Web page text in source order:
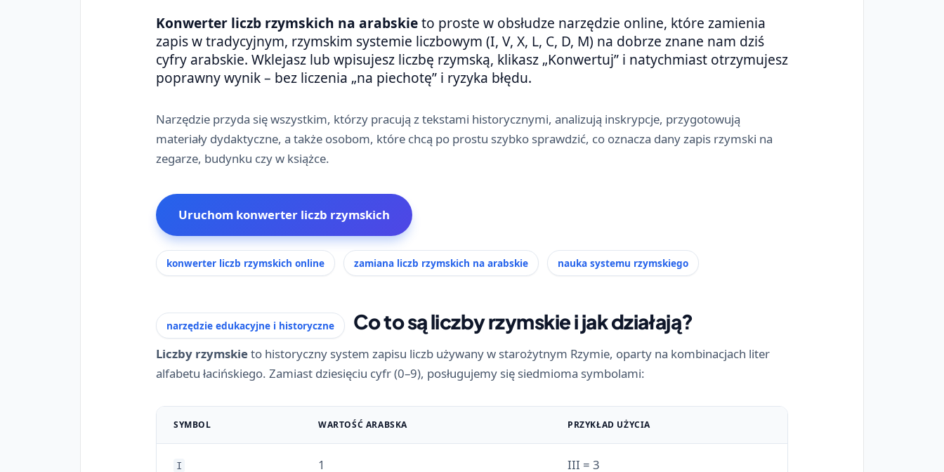
Konwerter liczb rzymskich na arabskieto proste w obsłudze narzędzie online, które zamienia
zapis w tradycyjnym, rzymskim systemie liczbowym (I, V, X, L, C, D, M) na dobrze znane nam dziś
cyfry arabskie. Wklejasz lub wpisujesz liczbę rzymską, klikasz „Konwertuj” i natychmiast otrzymujesz
poprawny wynik – bez liczenia „na piechotę” i ryzyka błędu.
Narzędzie przyda się wszystkim, którzy pracują z tekstami historycznymi, analizują inskrypcje, przygotowują
materiały dydaktyczne, a także osobom, które chcą po prostu szybko sprawdzić, co oznacza dany zapis rzymski na
zegarze, budynku czy w książce.
Uruchom konwerter liczb rzymskich
konwerter liczb rzymskich online zamiana liczb rzymskich na arabskie nauka systemu rzymskiego
narzędzie edukacyjne i historyczne Co to są liczby rzymskie i jak działają?
Liczby rzymskieto historyczny system zapisu liczb używany w starożytnym Rzymie, oparty na kombinacjach liter
alfabetu łacińskiego. Zamiast dziesięciu cyfr (0–9), posługujemy się siedmioma symbolami:
SYMBOL WARTOŚĆ ARABSKA PRZYKŁAD UŻYCIA
I 1 III = 3